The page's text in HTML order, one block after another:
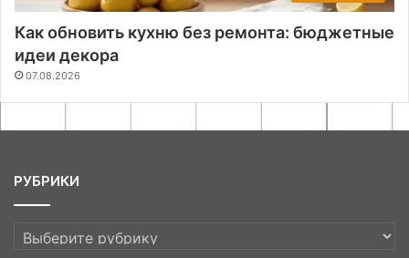
Как обновить кухню без ремонта: бюджетные
идеи декора
07.08.2026
РУБРИКИ
РУБРИКИ